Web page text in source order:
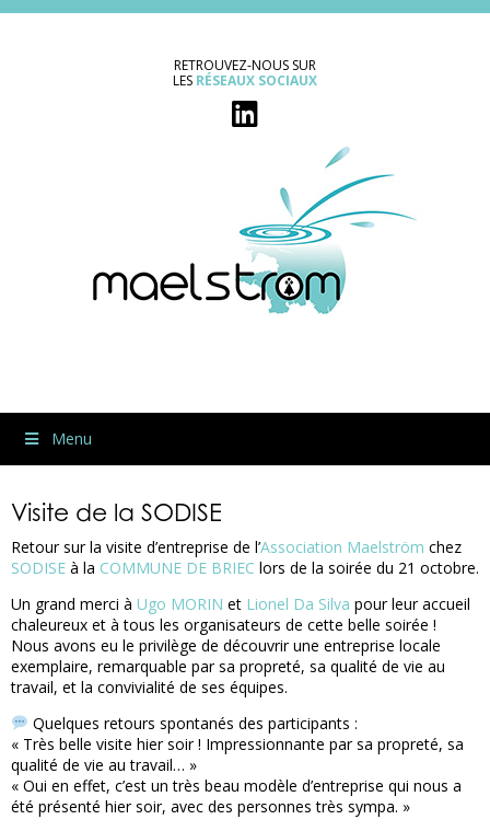
RETROUVEZ-NOUS SUR
LES RÉSEAUX SOCIAUX
Menu
Visite de la SODISE
Retour sur la visite d’entreprise de l’Association Maelström chez
SODISE à la COMMUNE DE BRIEC lors de la soirée du 21 octobre.
Un grand merci à Ugo MORIN et Lionel Da Silva pour leur accueil
chaleureux et à tous les organisateurs de cette belle soirée !
Nous avons eu le privilège de découvrir une entreprise locale
exemplaire, remarquable par sa propreté, sa qualité de vie au
travail, et la convivialité de ses équipes.
Quelques retours spontanés des participants :
« Très belle visite hier soir ! Impressionnante par sa propreté, sa
qualité de vie au travail… »
« Oui en effet, c’est un très beau modèle d’entreprise qui nous a
été présenté hier soir, avec des personnes très sympa. »